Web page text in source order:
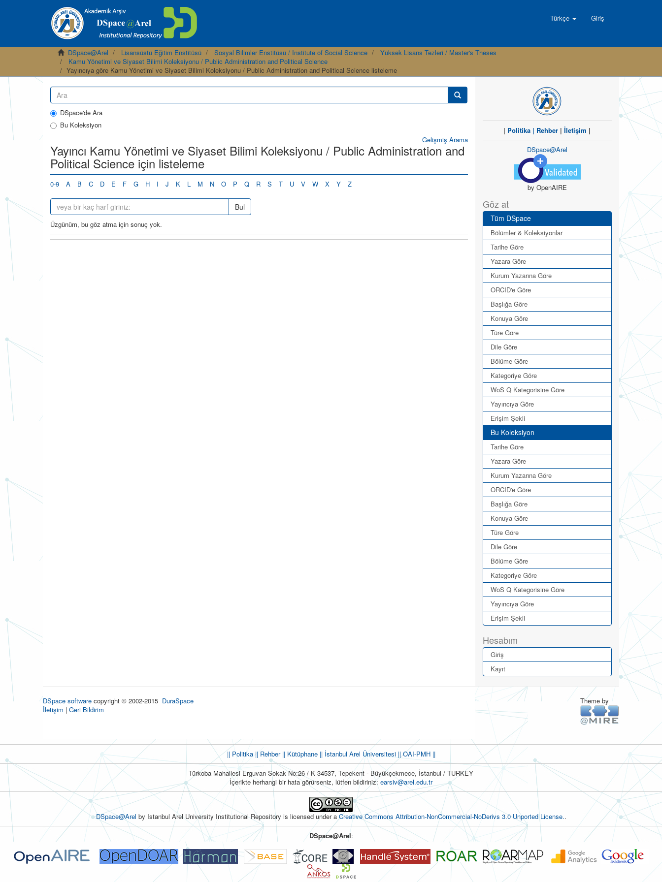
Türkçe Giriş
DSpace@Arel Lisansüstü Eğitim Enstitüsü Sosyal Bilimler Enstitüsü / Institute of Social Science
Yüksek Lisans Tezleri / Master's Theses
Kamu Yönetimi ve Siyaset Bilimi Koleksiyonu / Public Administration and Political Science
Yayıncıya göre Kamu Yönetimi ve Siyaset Bilimi Koleksiyonu / Public Administration and Political Science listeleme
DSpace'de Ara
Bu Koleksiyon
Gelişmiş Arama
Yayıncı Kamu Yönetimi ve Siyaset Bilimi Koleksiyonu / Public Administration and
Political Science için listeleme
0-9 A B C D E F G H I J K L M N O P Q R S T U V W X Y Z
Bul
Üzgünüm, bu göz atma için sonuç yok.
| Politika | Rehber |İletişim |
DSpace@Arel
by OpenAIRE
Göz at
Tüm DSpace
Bölümler & Koleksiyonlar
Tarihe Göre
Yazara Göre
Kurum Yazarına Göre
ORCID'e Göre
Başlığa Göre
Konuya Göre
Türe Göre
Dile Göre
Bölüme Göre
Kategoriye Göre
WoS Q Kategorisine Göre
Yayıncıya Göre
Erişim Şekli
Bu Koleksiyon
Tarihe Göre
Yazara Göre
Kurum Yazarına Göre
ORCID'e Göre
Başlığa Göre
Konuya Göre
Türe Göre
Dile Göre
Bölüme Göre
Kategoriye Göre
WoS Q Kategorisine Göre
Yayıncıya Göre
Erişim Şekli
Hesabım
Giriş
Kayıt
DSpace software copyright © 2002-2015 DuraSpace
İletişim | Geri Bildirim
Theme by
|| Politika|| Rehber|| Kütüphane|| İstanbul Arel Üniversitesi ||OAI-PMH ||
Türkoba Mahallesi Erguvan Sokak No:26 / K 34537, Tepekent - Büyükçekmece, İstanbul / TURKEY
İçerikte herhangi bir hata görürseniz, lütfen bildiriniz: earsiv@arel.edu.tr
DSpace@Arel by Istanbul Arel University Institutional Repository is licensed under a Creative Commons Attribution-NonCommercial-NoDerivs 3.0 Unported License..
DSpace@Arel: